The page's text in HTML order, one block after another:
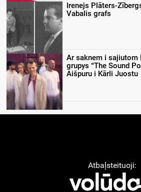
Irenejs Plāters-
Vabalis grafs
Ar saknem i sajiutom
grupys “The Sound
Aišpuru i Kārli Juostu
Atbaļsteituoji: